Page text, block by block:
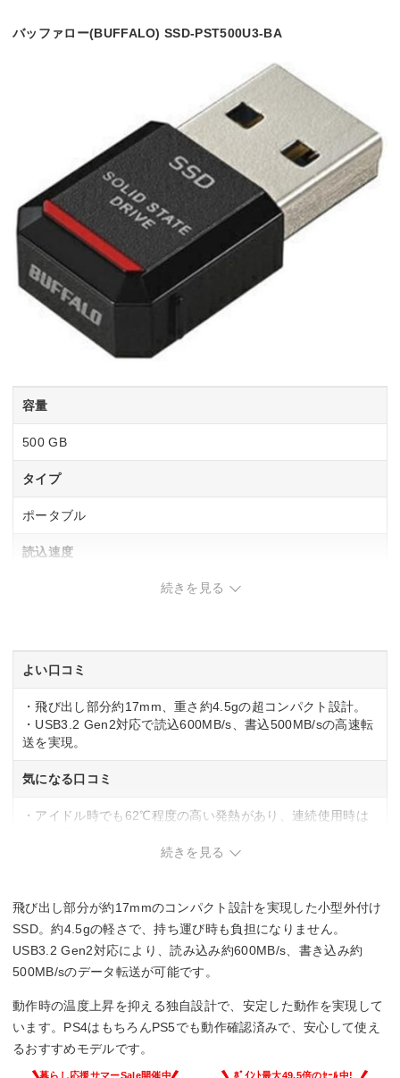
バッファロー(BUFFALO) SSD-PST500U3-BA
容量
500 GB
タイプ
ポータブル
読込速度
500 MB/s
続きを見る
よい口コミ
・飛び出し部分約17mm、重さ約4.5gの超コンパクト設計。
・USB3.2 Gen2対応で読込600MB/s、書込500MB/sの高速転
送を実現。
気になる口コミ
・アイドル時でも62℃程度の高い発熱があり、連続使用時は
・極めてコンパクトなため、紛失リスクが高く保管に注意が
続きを見る
飛び出し部分が約17mmのコンパクト設計を実現した小型外付け
SSD。約4.5gの軽さで、持ち運び時も負担になりません。
USB3.2 Gen2対応により、読み込み約600MB/s、書き込み約
500MB/sのデータ転送が可能です。
動作時の温度上昇を抑える独自設計で、安定した動作を実現して
います。PS4はもちろんPS5でも動作確認済みで、安心して使え
るおすすめモデルです。